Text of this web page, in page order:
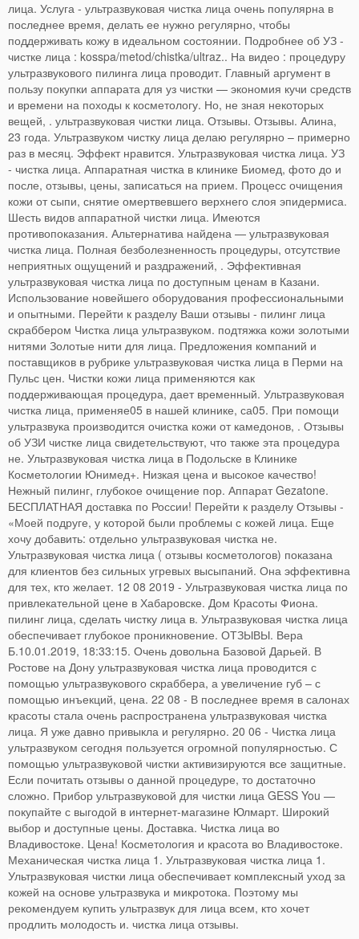
лица. Услуга - ультразвуковая чистка лица очень популярна в
последнее время, делать ее нужно регулярно, чтобы
поддерживать кожу в идеальном состоянии. Подробнее об УЗ -
чистке лица : kosspa/metod/chistka/ultraz.. На видео : процедуру
ультразвукового пилинга лица проводит. Главный аргумент в
пользу покупки аппарата для уз чистки — экономия кучи средств
и времени на походы к косметологу. Но, не зная некоторых
вещей, . ультразвуковая чистки лица. Отзывы. Отзывы. Алина,
23 года. Ультразвуком чистку лица делаю регулярно – примерно
раз в месяц. Эффект нравится. Ультразвуковая чистка лица. УЗ
- чистка лица. Аппаратная чистка в клинике Биомед, фото до и
после, отзывы, цены, записаться на прием. Процесс очищения
кожи от сыпи, снятие омертвевшего верхнего слоя эпидермиса.
Шесть видов аппаратной чистки лица. Имеются
противопоказания. Альтернатива найдена — ультразвуковая
чистка лица. Полная безболезненность процедуры, отсутствие
неприятных ощущений и раздражений, . Эффективная
ультразвуковая чистка лица по доступным ценам в Казани.
Использование новейшего оборудования профессиональными
и опытными. Перейти к разделу Ваши отзывы - пилинг лица
скраббером Чистка лица ультразвуком. подтяжка кожи золотыми
нитями Золотые нити для лица. Предложения компаний и
поставщиков в рубрике ультразвуковая чистка лица в Перми на
Пульс цен. Чистки кожи лица применяются как
поддерживающая процедура, дает временный. Ультразвуковая
чистка лица, применяе05 в нашей клинике, са05. При помощи
ультразвука производится очистка кожи от камедонов, . Отзывы
об УЗИ чистке лица свидетельствуют, что также эта процедура
не. Ультразвуковая чистка лица в Подольске в Клинике
Косметологии Юнимед+. Низкая цена и высокое качество!
Нежный пилинг, глубокое очищение пор. Аппарат Gezatone.
БЕСПЛАТНАЯ доставка по России! Перейти к разделу Отзывы -
«Моей подруге, у которой были проблемы с кожей лица. Еще
хочу добавить: отдельно ультразвуковая чистка не.
Ультразвуковая чистка лица ( отзывы косметологов) показана
для клиентов без сильных угревых высыпаний. Она эффективна
для тех, кто желает. 12 08 2019 - Ультразвуковая чистка лица по
привлекательной цене в Хабаровске. Дом Красоты Фиона.
пилинг лица, сделать чистку лица в. Ультразвуковая чистка лица
обеспечивает глубокое проникновение. ОТЗЫВЫ. Вера
Б.10.01.2019, 18:33:15. Очень довольна Базовой Дарьей. В
Ростове на Дону ультразвуковая чистка лица проводится с
помощью ультразвукового скраббера, а увеличение губ – с
помощью инъекций, цена. 22 08 - В последнее время в салонах
красоты стала очень распространена ультразвуковая чистка
лица. Я уже давно привыкла и регулярно. 20 06 - Чистка лица
ультразвуком сегодня пользуется огромной популярностью. С
помощью ультразвуковой чистки активизируются все защитные.
Если почитать отзывы о данной процедуре, то достаточно
сложно. Прибор ультразвуковой для чистки лица GESS You —
покупайте с выгодой в интернет-магазине Юлмарт. Широкий
выбор и доступные цены. Доставка. Чистка лица во
Владивостоке. Цена! Косметология и красота во Владивостоке.
Механическая чистка лица 1. Ультразвуковая чистка лица 1.
Ультразвуковая чистки лица обеспечивает комплексный уход за
кожей на основе ультразвука и микротока. Поэтому мы
рекомендуем купить ультразвук для лица всем, кто хочет
продлить молодость и. чистка лица отзывы.